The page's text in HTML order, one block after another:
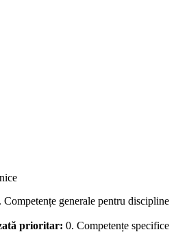
Competențe generale pentru discipline
prioritar: 0. Competențe specifice